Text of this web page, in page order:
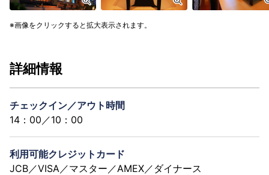
画像をクリックすると拡大表示されます。
詳細情報
チェックイン／アウト時間
14：00／10：00
利用可能クレジットカード
JCB／VISA／マスター／AMEX／ダイナース